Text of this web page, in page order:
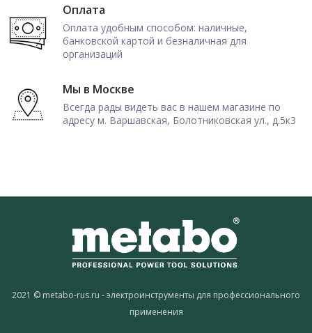
Оплата
Оплата удобным способом: наличные,
банковской картой и безналичная для
организаций
Мы в Москве
Всегда рады видеть вас в нашем магазине по
адресу м. Варшавская, Болотниковская ул., д.5к3
2021 © metabo-rus.ru - электроинструменты для профессионального
применения